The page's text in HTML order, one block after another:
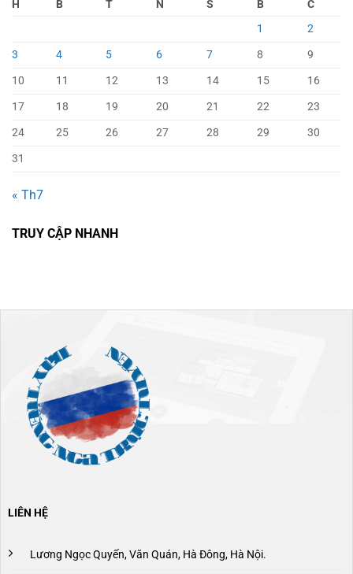
H B T N S B
C
1
2
3
4 5 6 7 8
9
10
11 12 13 14 15
16
17
18 19 20 21 22
23
24
25 26 27 28 29
30
31
« Th7
TRUY CẬP NHANH
LIÊN HỆ
Lương Ngọc Quyến, Văn Quán, Hà Đông, Hà Nội.